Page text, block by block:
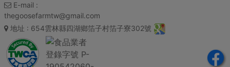
E-mail :
thegoosefarmtw@gmail.com
地址 : 654雲林縣四湖鄉箔子村箔子寮302號